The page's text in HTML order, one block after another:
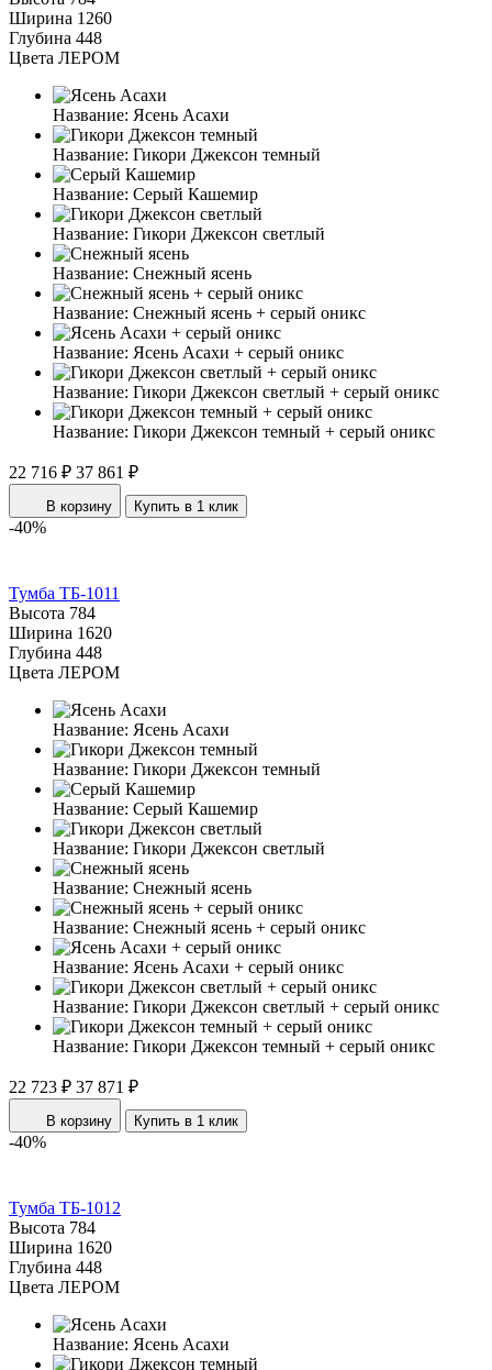
Ширина 1260
Глубина 448
Цвета ЛЕРОМ
Название: Ясень Асахи
Название: Гикори Джексон темный
Название: Серый Кашемир
Название: Гикори Джексон светлый
Название: Снежный ясень
Название: Снежный ясень + серый оникс
Название: Ясень Асахи + серый оникс
Название: Гикори Джексон светлый + серый оникс
Название: Гикори Джексон темный + серый оникс
22 716 ₽ 37 861 ₽
В корзину Купить в 1 клик
-40%
Тумба ТБ-1011
Высота 784
Ширина 1620
Глубина 448
Цвета ЛЕРОМ
Название: Ясень Асахи
Название: Гикори Джексон темный
Название: Серый Кашемир
Название: Гикори Джексон светлый
Название: Снежный ясень
Название: Снежный ясень + серый оникс
Название: Ясень Асахи + серый оникс
Название: Гикори Джексон светлый + серый оникс
Название: Гикори Джексон темный + серый оникс
22 723 ₽ 37 871 ₽
В корзину Купить в 1 клик
-40%
Тумба ТБ-1012
Высота 784
Ширина 1620
Глубина 448
Цвета ЛЕРОМ
Название: Ясень Асахи